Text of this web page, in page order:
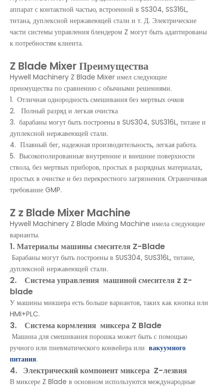
аппарат с контактной частью, встроенной в SS304, SS316L,
титана, дуплексной нержавеющей стали и т. Д. Электрические
части системы управления блендером Z могут быть адаптированы
к потребностям клиента.
Z Blade MixerПреимущества
Hywell Machinery Z Blade Mixer имел следующие
преимущества по сравнению с обычными решениями.
1. Отличная однородность смешивания без мертвых очков
2. Полный разряд и легкая очистка
3. барабаны могут быть построены в SUS304, SUS316L, титане и
дуплексной нержавеющей стали.
4. Плавный бег, надежная производительность, легкая работа.
5. Высокополированные внутренние и внешние поверхности
ствола, без мертвых приборов, простых в разрядных материалах,
простых в очистке и без перекрестного загрязнения. Ограничивая
требование GMP.
Z z Blade Mixer Machine
Hywell Machinery Z Blade Mixing Machine имела следующие
варианты.
1. Материалы машины смесителя Z-Blade
Барабаны могут быть построены в SUS304, SUS316L, титане,
дуплексной нержавеющей стали.
2. Система управления машиной смесителя z z-
blade
У машины микшера есть больше вариантов, таких как кнопка или
HMI+PLC.
3. Система кормления миксера Z Blade
Машина для смешивания порошка может быть с помощью
ручного или пневматического конвейера или вакуумного
питания.
4. Электрический компонент миксера Z-лезвия
В миксере Z Blade в основном используются международные